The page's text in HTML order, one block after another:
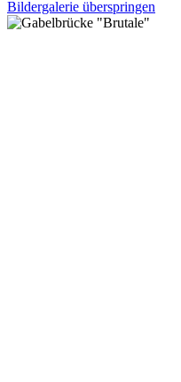
Bildergalerie überspringen